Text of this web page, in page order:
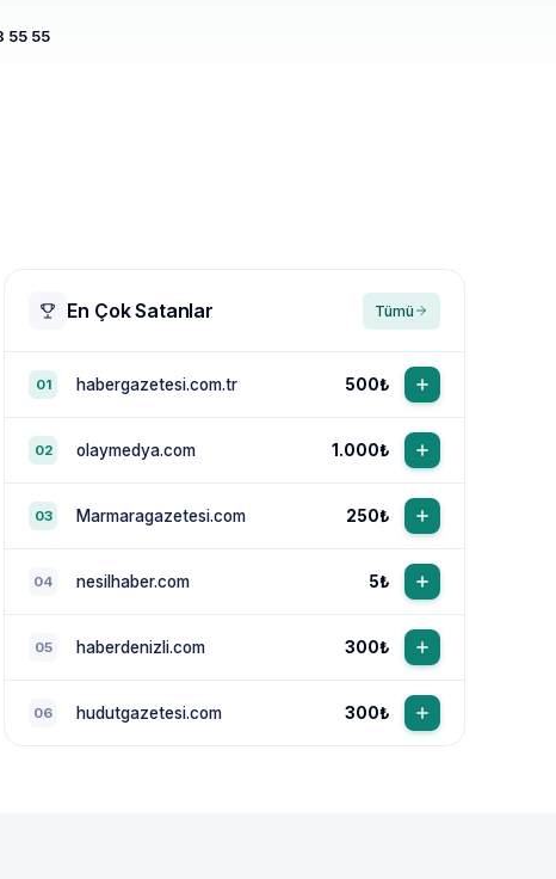
55 55
En Çok Satanlar Tümü
01 habergazetesi.com.tr 500₺
02 olaymedya.com 1.000₺
03 Marmaragazetesi.com 250₺
04 nesilhaber.com 5₺
05 haberdenizli.com 300₺
06 hudutgazetesi.com 300₺